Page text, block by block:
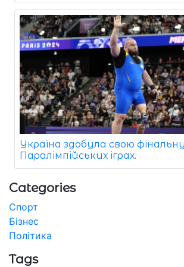
Україна здобула свою
Паралімпійських іграх.
Categories
Спорт
Бізнес
Політика
Tags